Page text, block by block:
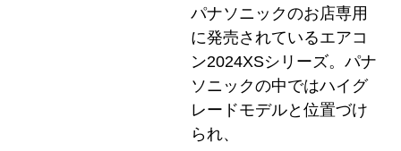
パナソニックのお店専用
に発売されているエアコ
ン2024XSシリーズ。パナ
ソニックの中ではハイグ
レードモデルと位置づけ
られ、